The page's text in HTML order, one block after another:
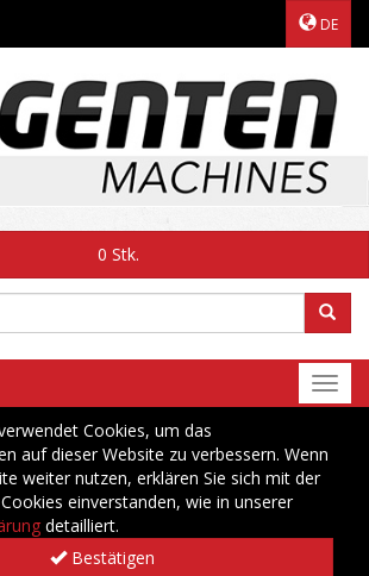
DE
0 Stk.
Cookies, um das
auf dieser Website zu verbessern. Wenn
weiter nutzen, erklären Sie sich mit der
einverstanden, wie in unserer
detailliert.
Bestätigen